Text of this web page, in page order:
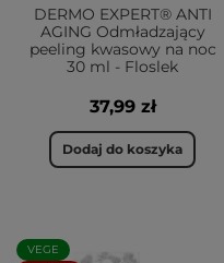
DERMO EXPERT® ANTI
AGING Odmładzający
peeling kwasowy na noc
30 ml - Floslek
37,99 zł
Dodaj do koszyka
VEGE